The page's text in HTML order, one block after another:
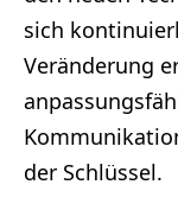
sich
Veränderung
der Schlüssel.